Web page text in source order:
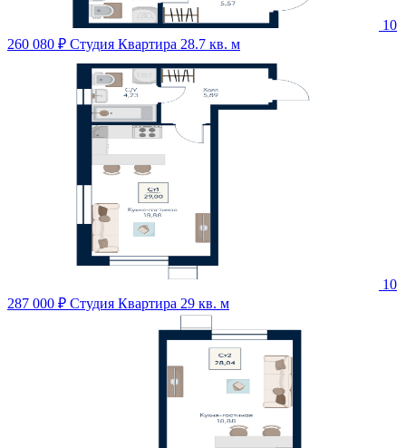
10
260 080 ₽ Студия Квартира 28.7 кв. м
10
287 000 ₽ Студия Квартира 29 кв. м